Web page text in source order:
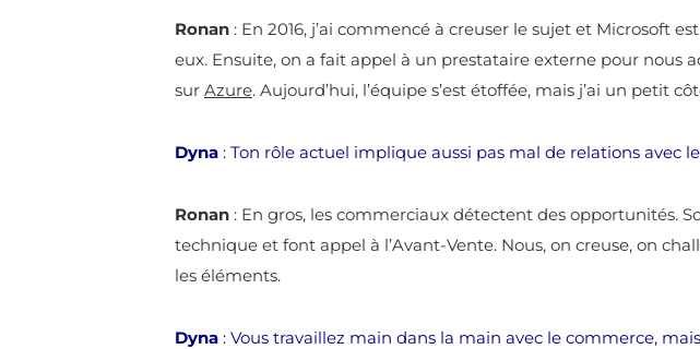
Ronan : En 2016, j’ai commencé à creuser le sujet et Microsoft
eux. Ensuite, on a fait appel à un prestataire externe pour nous
sur Azure. Aujourd’hui, l’équipe s’est étoffée, mais j’ai un petit
Dyna : Ton rôle actuel implique aussi pas mal de relations avec
Ronan : En gros, les commerciaux détectent des opportunités.
technique et font appel à l’Avant-Vente. Nous, on creuse, on
les éléments.
Dyna : Vous travaillez main dans la main avec le commerce,